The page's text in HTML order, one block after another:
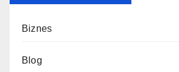
Biznes
Blog